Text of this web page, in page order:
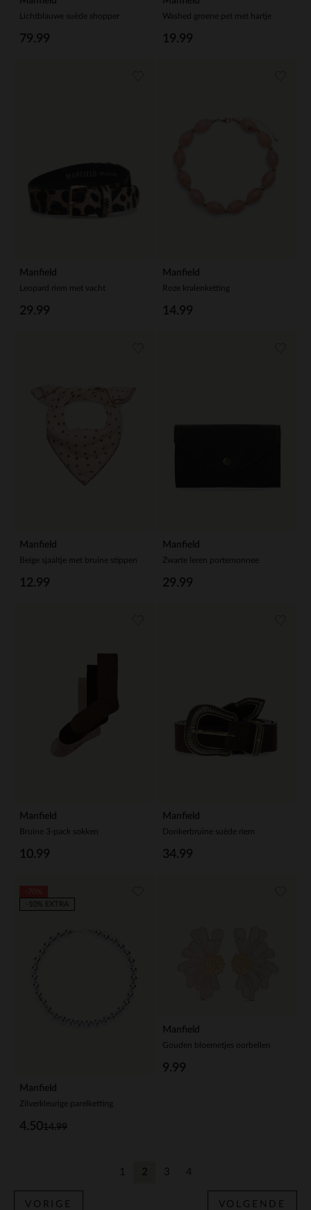
Lichtblauwe suède shopper
79.99
Washed groene pet met hartje
19.99
Manfield
Leopard riem met vacht
29.99
Manfield
Roze kralenketting
14.99
Manfield
Beige sjaaltje met bruine stippen
12.99
Manfield
Zwarte leren portemonnee
29.99
Manfield
Bruine 3-pack sokken
10.99
Manfield
Donkerbruine suède riem
34.99
Manfield
Zilverkleurige parelketting
14.99
4.50
-10% EXTRA
Manfield
Gouden bloemetjes oorbellen
9.99
VORIGE
1 2 3 4
VOLGENDE